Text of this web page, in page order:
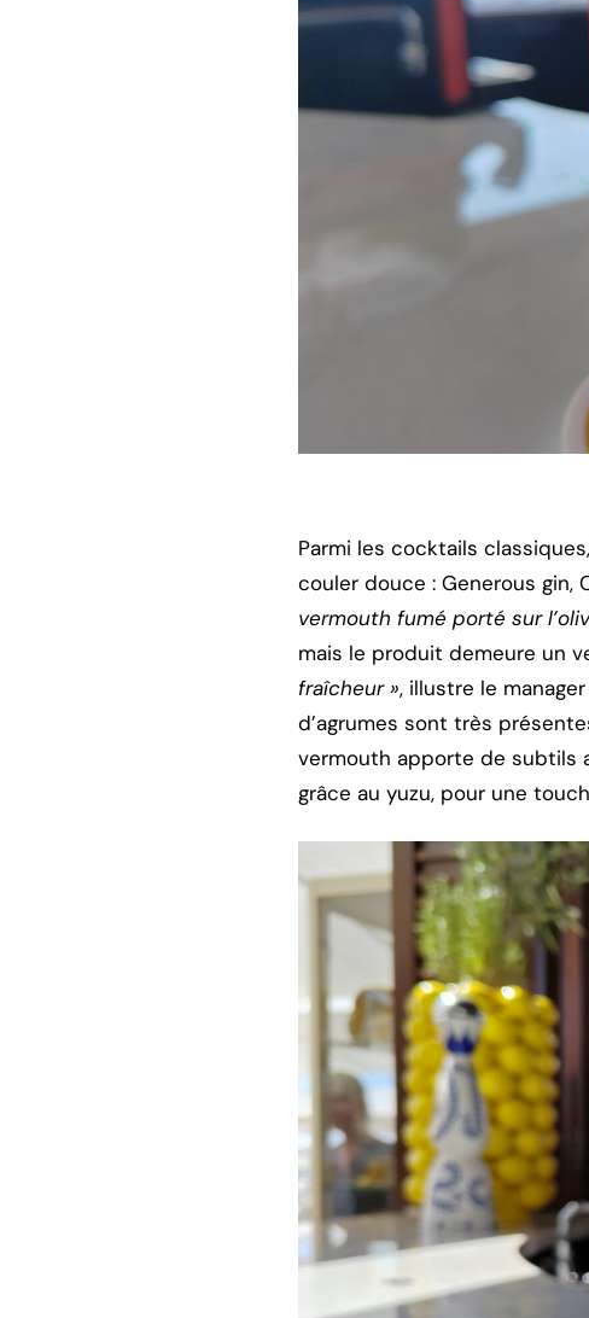
Parmi les cocktails classiques,
couler douce : Generous gin,
vermouth fumé porté sur
mais le produit demeure un
fraîcheur », illustre le
d’agrumes sont très
vermouth apporte de subtils
grâce au yuzu, pour une